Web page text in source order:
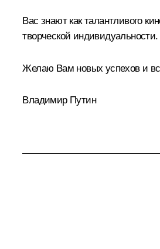
Вас знают как талантливого
творческой индивидуальности.
Желаю Вам новых успехов и
Владимир Путин